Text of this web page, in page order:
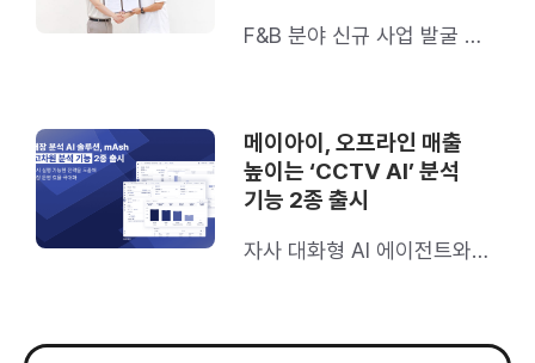
F&B 분야 신규 사업 발굴 및
메이아이, 오프라인 매출
높이는 ‘CCTV AI’ 분석
기능 2종 출시
자사 대화형 AI 에이전트와